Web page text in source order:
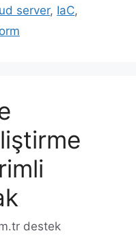
server, IaC,
destek